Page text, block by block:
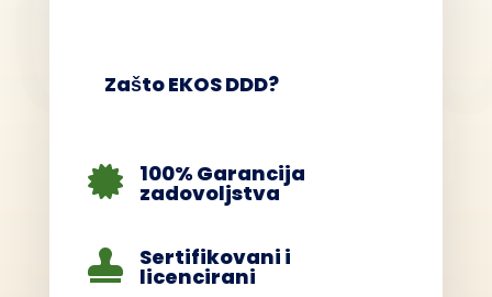
Zašto EKOS DDD?
 100% Garancija
zadovoljstva
 Sertifikovani i
licencirani